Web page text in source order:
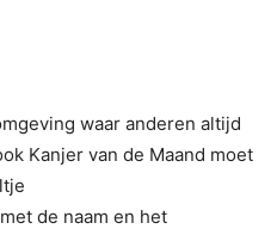
waar anderen altijd
Kanjer van de Maand moet
met de naam en het